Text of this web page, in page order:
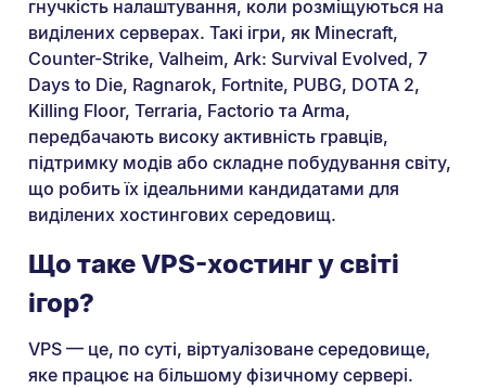
гнучкість налаштування, коли розміщуються на
виділених серверах. Такі ігри, як Minecraft,
Counter-Strike, Valheim, Ark: Survival Evolved, 7
Days to Die, Ragnarok, Fortnite, PUBG, DOTA 2,
Killing Floor, Terraria, Factorio та Arma,
передбачають високу активність гравців,
підтримку модів або складне побудування світу,
що робить їх ідеальними кандидатами для
виділених хостингових середовищ.
Що таке VPS-хостинг у світі
ігор?
VPS — це, по суті, віртуалізоване середовище,
яке працює на більшому фізичному сервері.